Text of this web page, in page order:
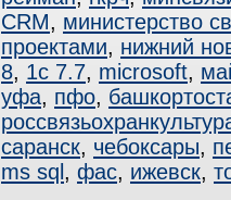
CRM, министерство
проектами, нижний
8, 1с 7.7, microsoft,
уфа, пфо,
саранск, чебоксары,
ms sql , фас, ижевск,